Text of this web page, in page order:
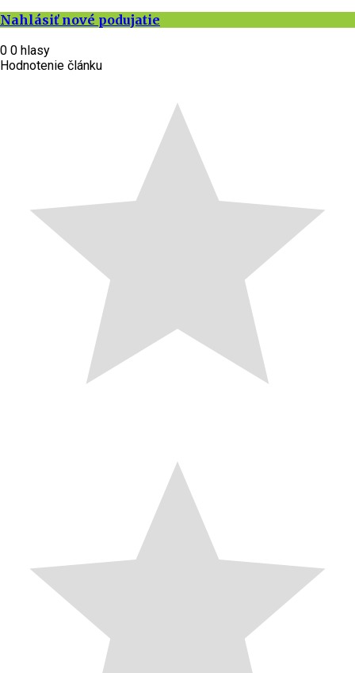
Nahlásiť nové podujatie
0 0 hlasy
Hodnotenie článku